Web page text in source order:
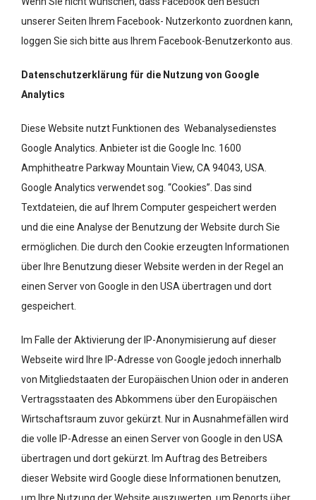
unserer Seiten Ihrem Facebook- Nutzerkonto zuordnen kann,
loggen Sie sich bitte aus Ihrem Facebook-Benutzerkonto aus.
Datenschutzerklärung für die Nutzung von Google
Analytics
Diese Website nutzt Funktionen des Webanalysedienstes
Google Analytics. Anbieter ist die Google Inc. 1600
Amphitheatre Parkway Mountain View, CA 94043, USA.
Google Analytics verwendet sog. “Cookies”. Das sind
Textdateien, die auf Ihrem Computer gespeichert werden
und die eine Analyse der Benutzung der Website durch Sie
ermöglichen. Die durch den Cookie erzeugten Informationen
über Ihre Benutzung dieser Website werden in der Regel an
einen Server von Google in den USA übertragen und dort
gespeichert.
Im Falle der Aktivierung der IP-Anonymisierung auf dieser
Webseite wird Ihre IP-Adresse von Google jedoch innerhalb
von Mitgliedstaaten der Europäischen Union oder in anderen
Vertragsstaaten des Abkommens über den Europäischen
Wirtschaftsraum zuvor gekürzt. Nur in Ausnahmefällen wird
die volle IP-Adresse an einen Server von Google in den USA
übertragen und dort gekürzt. Im Auftrag des Betreibers
dieser Website wird Google diese Informationen benutzen,